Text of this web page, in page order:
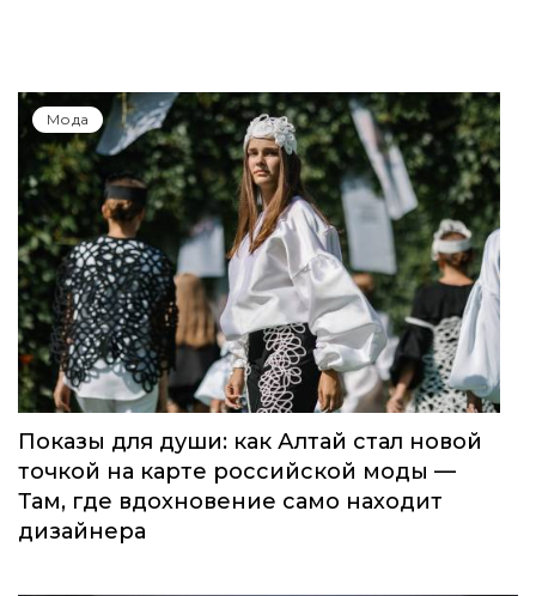
Мода
Показы для души: как Алтай стал новой
точкой на карте российской моды —
Там, где вдохновение само находит
дизайнера